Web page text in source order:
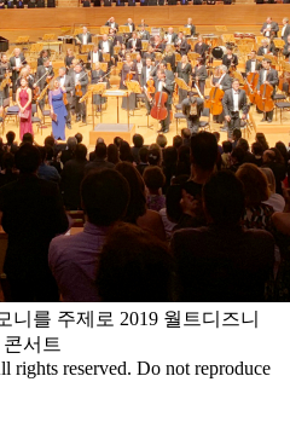
니를 주제로 2019 월트디즈니
서트
reserved. Do not reproduce